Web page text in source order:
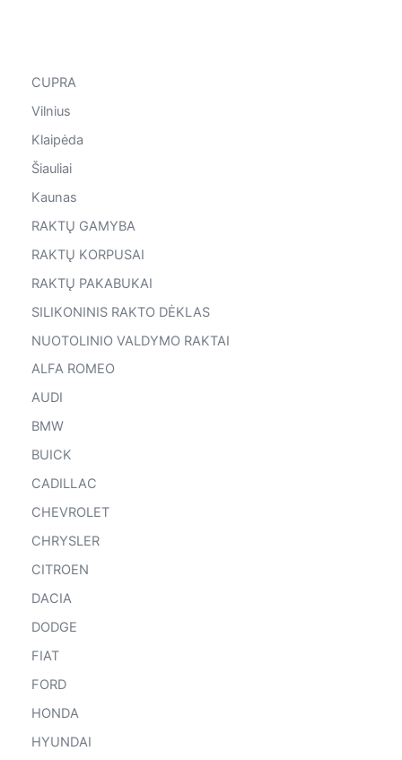
CUPRA
Vilnius
Klaipėda
Šiauliai
Kaunas
RAKTŲ GAMYBA
RAKTŲ KORPUSAI
RAKTŲ PAKABUKAI
SILIKONINIS RAKTO DĖKLAS
NUOTOLINIO VALDYMO RAKTAI
ALFA ROMEO
AUDI
BMW
BUICK
CADILLAC
CHEVROLET
CHRYSLER
CITROEN
DACIA
DODGE
FIAT
FORD
HONDA
HYUNDAI